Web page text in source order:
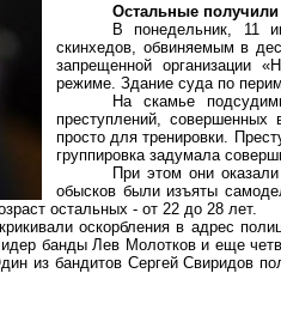
Остальные
В понедельник, 11
скинхедов, обвиняемым в
запрещенной организации
режиме. Здание суда по
На скамье
преступлений,
просто для тренировки.
группировка задумала
При этом они
обысков были изъяты
остальных - от 22 до 28 лет.
оскорбления в адрес
банды Лев Молотков и еще
из бандитов Сергей Свиридов